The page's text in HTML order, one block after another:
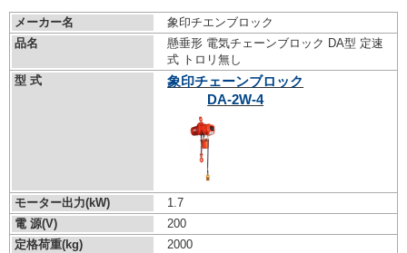
メーカー名
象印チエンブロック
品名
懸垂形 電気チェーンブロック DA型 定速
式 トロリ無し
型 式
象印チェーンブロック
DA-2W-4
モーター出力(kW)
1.7
電 源(V)
200
定格荷重(kg)
2000